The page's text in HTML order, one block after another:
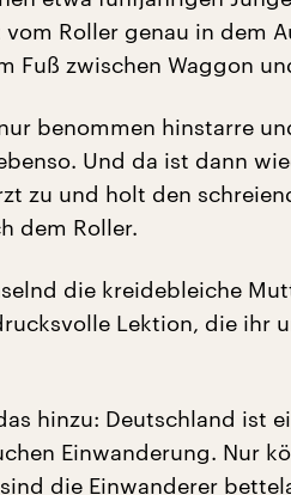
Roller genau in dem
Fuß zwischen Waggon
benommen hinstarre
Und da ist dann
zu und holt den
dem Roller.
die kreidebleiche
Lektion, die ihr
hinzu: Deutschland ist
Einwanderung. Nur
die Einwanderer